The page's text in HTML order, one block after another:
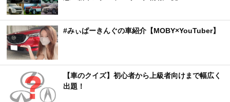
#みぃぱーきんぐの車紹介【MOBY×YouTuber】
【車のクイズ】初心者から上級者向けまで幅広く
出題！